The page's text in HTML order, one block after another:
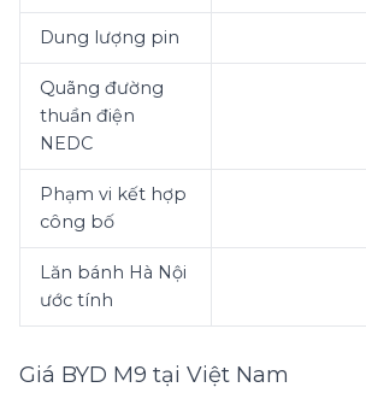
Dung lượng pin
Quãng đường
thuần điện
NEDC
Phạm vi kết hợp
công bố
Lăn bánh Hà Nội
ước tính
Giá BYD M9 tại Việt Nam